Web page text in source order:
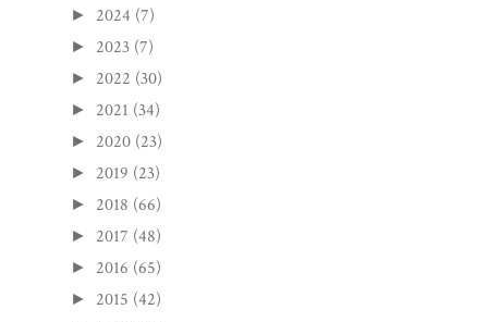
► 2024 (7)
► 2023 (7)
► 2022 (30)
► 2021 (34)
► 2020 (23)
► 2019 (23)
► 2018 (66)
► 2017 (48)
► 2016 (65)
► 2015 (42)